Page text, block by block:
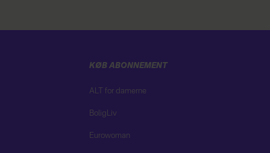
KØB ABONNEMENT
ALT for damerne
BoligLiv
Eurowoman